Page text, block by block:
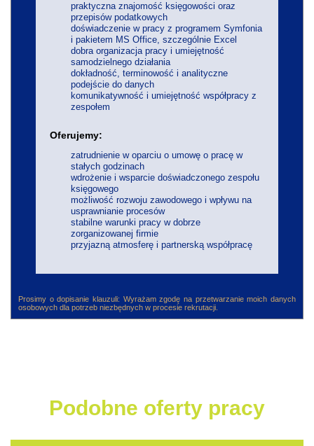
praktyczna znajomość księgowości oraz
przepisów podatkowych
doświadczenie w pracy z programem Symfonia
i pakietem MS Office, szczególnie Excel
dobra organizacja pracy i umiejętność
samodzielnego działania
dokładność, terminowość i analityczne
podejście do danych
komunikatywność i umiejętność współpracy z
zespołem
Oferujemy:
zatrudnienie w oparciu o umowę o pracę w
stałych godzinach
wdrożenie i wsparcie doświadczonego zespołu
księgowego
możliwość rozwoju zawodowego i wpływu na
usprawnianie procesów
stabilne warunki pracy w dobrze
zorganizowanej firmie
przyjazną atmosferę i partnerską współpracę
Prosimy o dopisanie klauzuli: Wyrażam zgodę na przetwarzanie moich danych
osobowych dla potrzeb niezbędnych w procesie rekrutacji.
Podobne oferty pracy